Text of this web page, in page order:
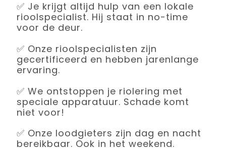
✅ Je krijgt altijd hulp van een lokale
rioolspecialist. Hij staat in no-time
voor de deur.
✅ Onze rioolspecialisten zijn
gecertificeerd en hebben jarenlange
ervaring.
✅ We ontstoppen je riolering met
speciale apparatuur. Schade komt
niet voor!
✅ Onze loodgieters zijn dag en nacht
bereikbaar. Ook in het weekend.